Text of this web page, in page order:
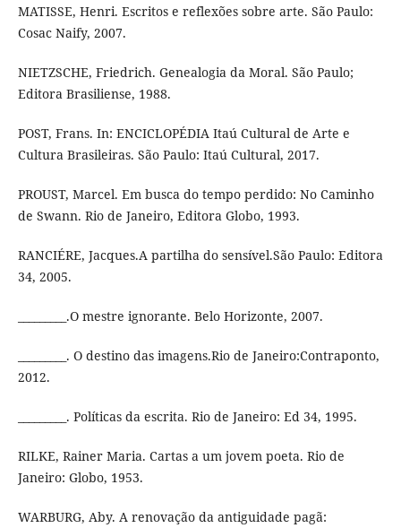
MATISSE, Henri. Escritos e reflexões sobre arte. São Paulo:
Cosac Naify, 2007.
NIETZSCHE, Friedrich. Genealogia da Moral. São Paulo;
Editora Brasiliense, 1988.
POST, Frans. In: ENCICLOPÉDIA Itaú Cultural de Arte e
Cultura Brasileiras. São Paulo: Itaú Cultural, 2017.
PROUST, Marcel. Em busca do tempo perdido: No Caminho
de Swann. Rio de Janeiro, Editora Globo, 1993.
RANCIÉRE, Jacques.A partilha do sensível.São Paulo: Editora
34, 2005.
_________.O mestre ignorante. Belo Horizonte, 2007.
_________. O destino das imagens.Rio de Janeiro:Contraponto,
2012.
_________. Políticas da escrita. Rio de Janeiro: Ed 34, 1995.
RILKE, Rainer Maria. Cartas a um jovem poeta. Rio de
Janeiro: Globo, 1953.
WARBURG, Aby. A renovação da antiguidade pagã: